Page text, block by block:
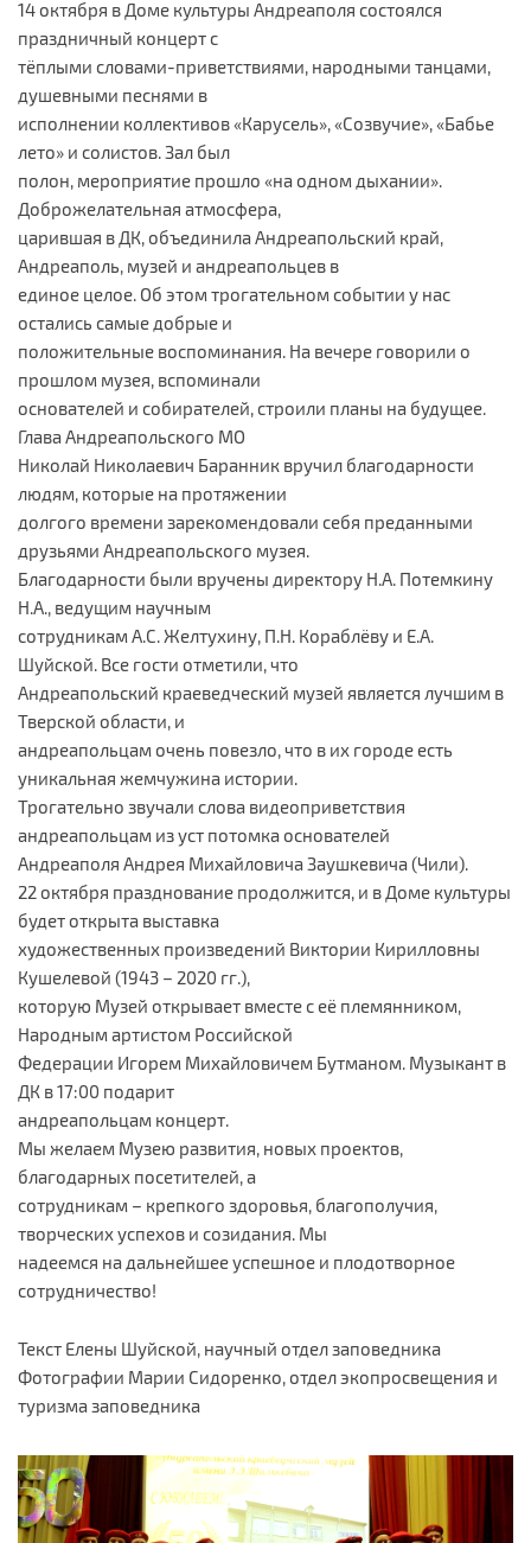
14 октября в Доме культуры Андреаполя состоялся
праздничный концерт с
тёплыми словами-приветствиями, народными танцами,
душевными песнями в
исполнении коллективов «Карусель», «Созвучие», «Бабье
лето» и солистов. Зал был
полон, мероприятие прошло «на одном дыхании».
Доброжелательная атмосфера,
царившая в ДК, объединила Андреапольский край,
Андреаполь, музей и андреапольцев в
единое целое. Об этом трогательном событии у нас
остались самые добрые и
положительные воспоминания. На вечере говорили о
прошлом музея, вспоминали
основателей и собирателей, строили планы на будущее.
Глава Андреапольского МО
Николай Николаевич Баранник вручил благодарности
людям, которые на протяжении
долгого времени зарекомендовали себя преданными
друзьями Андреапольского музея.
Благодарности были вручены директору Н.А. Потемкину
Н.А., ведущим научным
сотрудникам А.С. Желтухину, П.Н. Кораблёву и Е.А.
Шуйской. Все гости отметили, что
Андреапольский краеведческий музей является лучшим в
Тверской области, и
андреапольцам очень повезло, что в их городе есть
уникальная жемчужина истории.
Трогательно звучали слова видеоприветствия
андреапольцам из уст потомка основателей
Андреаполя Андрея Михайловича Заушкевича (Чили).
22 октября празднование продолжится, и в Доме культуры
будет открыта выставка
художественных произведений Виктории Кирилловны
Кушелевой (1943 – 2020 гг.),
которую Музей открывает вместе с её племянником,
Народным артистом Российской
Федерации Игорем Михайловичем Бутманом. Музыкант в
ДК в 17:00 подарит
андреапольцам концерт.
Мы желаем Музею развития, новых проектов,
благодарных посетителей, а
сотрудникам – крепкого здоровья, благополучия,
творческих успехов и созидания. Мы
надеемся на дальнейшее успешное и плодотворное
сотрудничество!
Текст Елены Шуйской, научный отдел заповедника
Фотографии Марии Сидоренко, отдел экопросвещения и
туризма заповедника